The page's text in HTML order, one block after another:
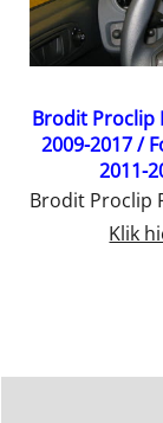
Brodit Proclip
2009-2017 /
2011-
Klik